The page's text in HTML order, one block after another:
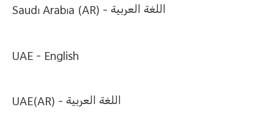
Saudi Arabia (AR) -اللغة العربية
UAE - English
UAE(AR) -اللغة العربية